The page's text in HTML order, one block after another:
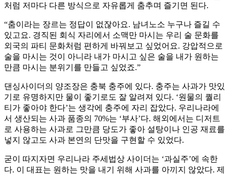
처럼 저마다 다른 방식으로 자유롭게 춤추며 즐기면 된다.
“춤이라는 장르는 정답이 없잖아요. 남녀노소 누구나 즐길 수
있고요. 경직된 회식 자리에서 소맥만 마시는 우리 술 문화를
외국의 파티 문화처럼 편하게 바꿔보고 싶었어요. 강압적으로
술을 마시는 것이 아니라 내가 마시고 싶은 술을 내가 원하는
만큼 마시는 분위기를 만들고 싶었죠.”
댄싱사이더의 양조장은 충북 충주에 있다. 충주는 사과가 맛있
기로 유명하지만 물이 좋기로도 잘 알려져 있다. ‘원물의 퀄리
티가 좋아야 한다’는 생각에 충주에 자리 잡았다. 우리나라에
서 생산되는 사과 품종의 70%는 ‘부사’다. 해외에서는 디저트
로 사용하는 사과로 그만큼 당도가 좋아 설탕이나 인공 재료를
넣지 않고도 사과 본연의 단맛을 구현할 수 있었다.
굳이 따지자면 우리나라 주세법상 사이더는 ‘과실주’에 속한
다. 이 대표는 원하는 맛을 내기 위해 사과를 아끼지 않았다. 제